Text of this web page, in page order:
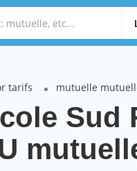
tarifs mutuelle
Sud